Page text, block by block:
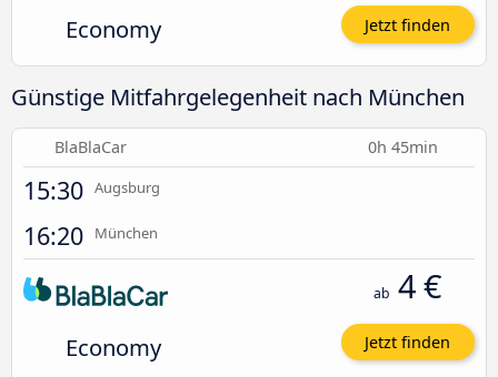
Economy Jetzt finden
Günstige Mitfahrgelegenheit nach München
BlaBlaCar 0h 45min
15:30 Augsburg
16:20 München
Economy
ab 4 €
Jetzt finden